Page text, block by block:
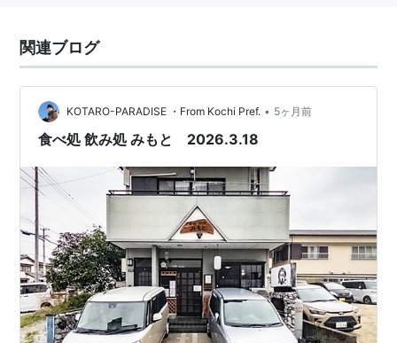
広島市西区
広島県 呉市音戸町 高須
山口県
山陽小野田市
高須
高知県土佐郡 土佐町 高須
福岡県
北九州市若松区 高須
高須駅 広島電鉄（宮島線）
広島市西区にある、広島電鉄の駅。→高須駅
○リスト：駅キーワード
関連ブログ
KOTARO-PARADISE ・From Kochi Pref. • 5ヶ月前
食べ処 飲み処 みもと 2026.3.18